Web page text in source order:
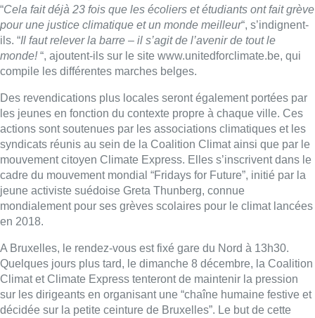
“Cela fait déjà 23 fois que les écoliers et étudiants ont fait grève
pour une justice climatique et un monde meilleur“, s’indignent-
ils. “Il faut relever la barre – il s’agit de l’avenir de tout le
monde!“, ajoutent-ils sur le site www.unitedforclimate.be, qui
compile les différentes marches belges.
Des revendications plus locales seront également portées par
les jeunes en fonction du contexte propre à chaque ville. Ces
actions sont soutenues par les associations climatiques et les
syndicats réunis au sein de la Coalition Climat ainsi que par le
mouvement citoyen Climate Express. Elles s’inscrivent dans le
cadre du mouvement mondial “Fridays for Future”, initié par la
jeune activiste suédoise Greta Thunberg, connue
mondialement pour ses grèves scolaires pour le climat lancées
en 2018.
A Bruxelles, le rendez-vous est fixé gare du Nord à 13h30.
Quelques jours plus tard, le dimanche 8 décembre, la Coalition
Climat et Climate Express tenteront de maintenir la pression
sur les dirigeants en organisant une “chaîne humaine festive et
décidée sur la petite ceinture de Bruxelles”. Le but de cette